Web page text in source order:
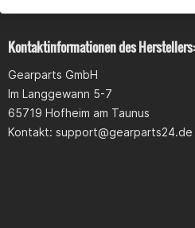
Kontaktinformationen des Herstellers:
Gearparts GmbH
Im Langgewann 5-7
65719 Hofheim am Taunus
Kontakt: support@gearparts24.de